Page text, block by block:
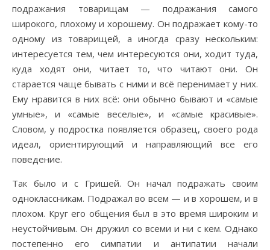
подражания товарищам — подражания самого
широкого, плохому и хорошему. Он подражает кому-то
одному из товарищей, а иногда сразу нескольким:
интересуется тем, чем интересуются они, ходит туда,
куда ходят они, читает то, что читают они. Он
старается чаще бывать с ними и всё перенимает у них.
Ему нравится в них всё: они обычно бывают и «самые
умные», и «самые веселые», и «самые красивые».
Словом, у подростка появляется образец, своего рода
идеал, ориентирующий и направляющий все его
поведение.
Так было и с Гришей. Он начал подражать своим
одноклассникам. Подражал во всем — и в хорошем, и в
плохом. Круг его общения был в это время широким и
неустойчивым. Он дружил со всеми и ни с кем. Однако
постепенно его симпатии и антипатии начали